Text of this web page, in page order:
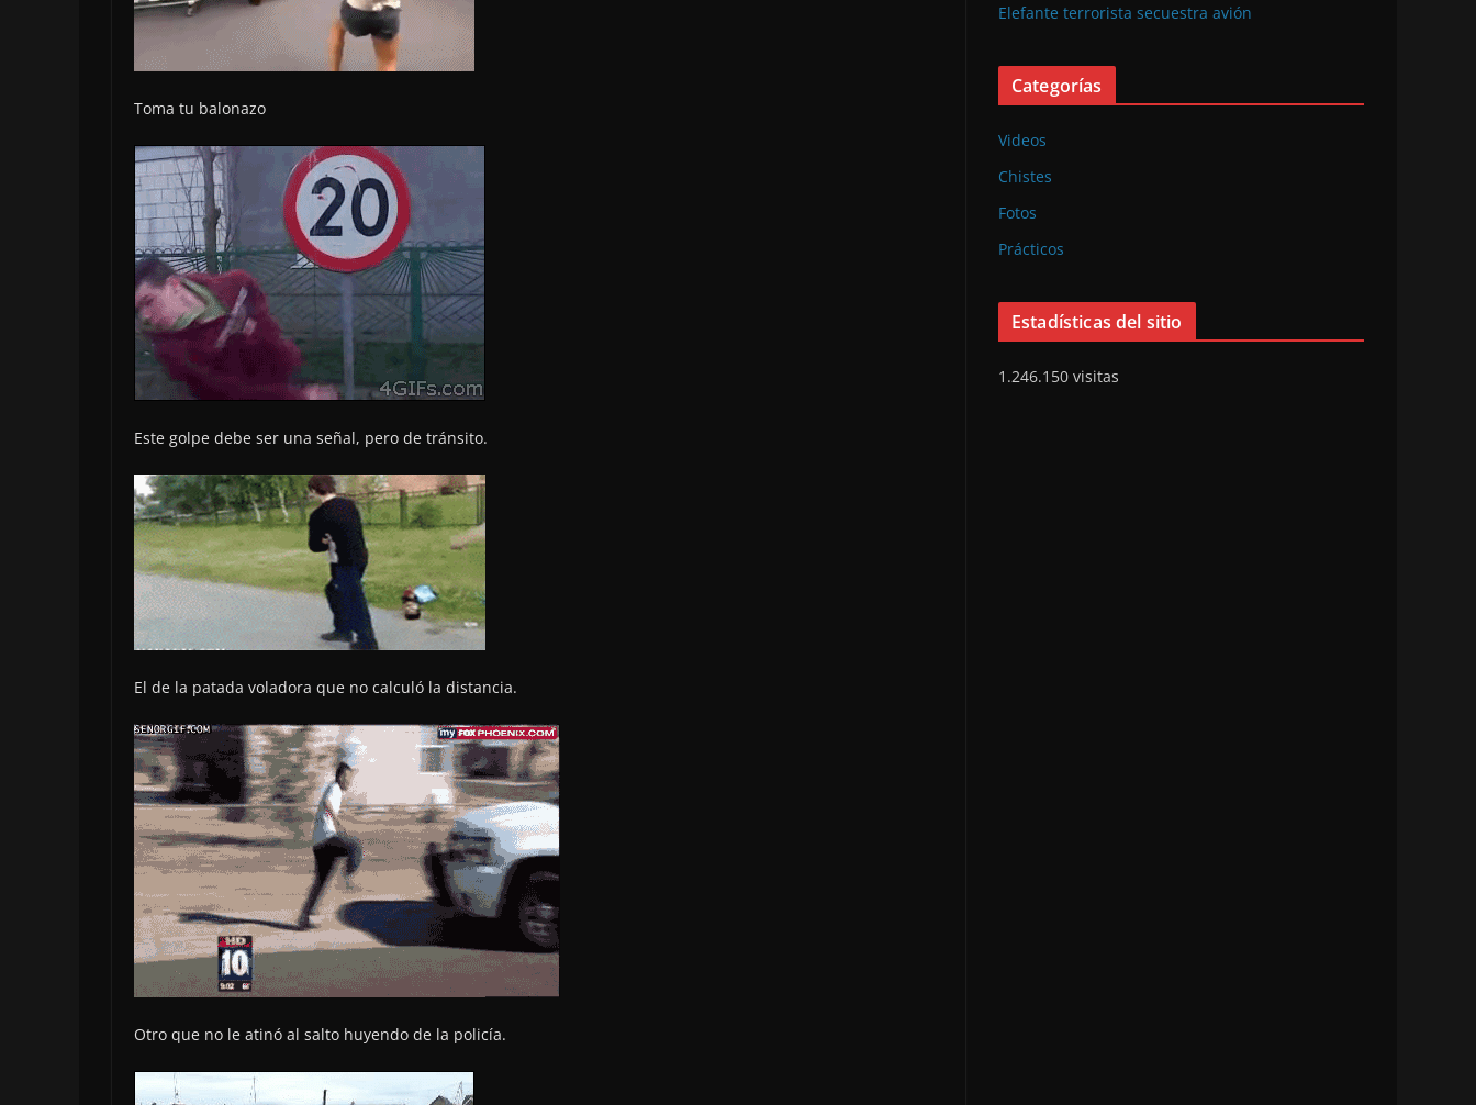
Toma tu balonazo
Este golpe debe ser una señal, pero de tránsito.
El de la patada voladora que no calculó la distancia.
Otro que no le atinó al salto huyendo de la policía.
Elefante terrorista secuestra avión
Categorías
Videos
Chistes
Fotos
Prácticos
Estadísticas del sitio
1.246.150 visitas